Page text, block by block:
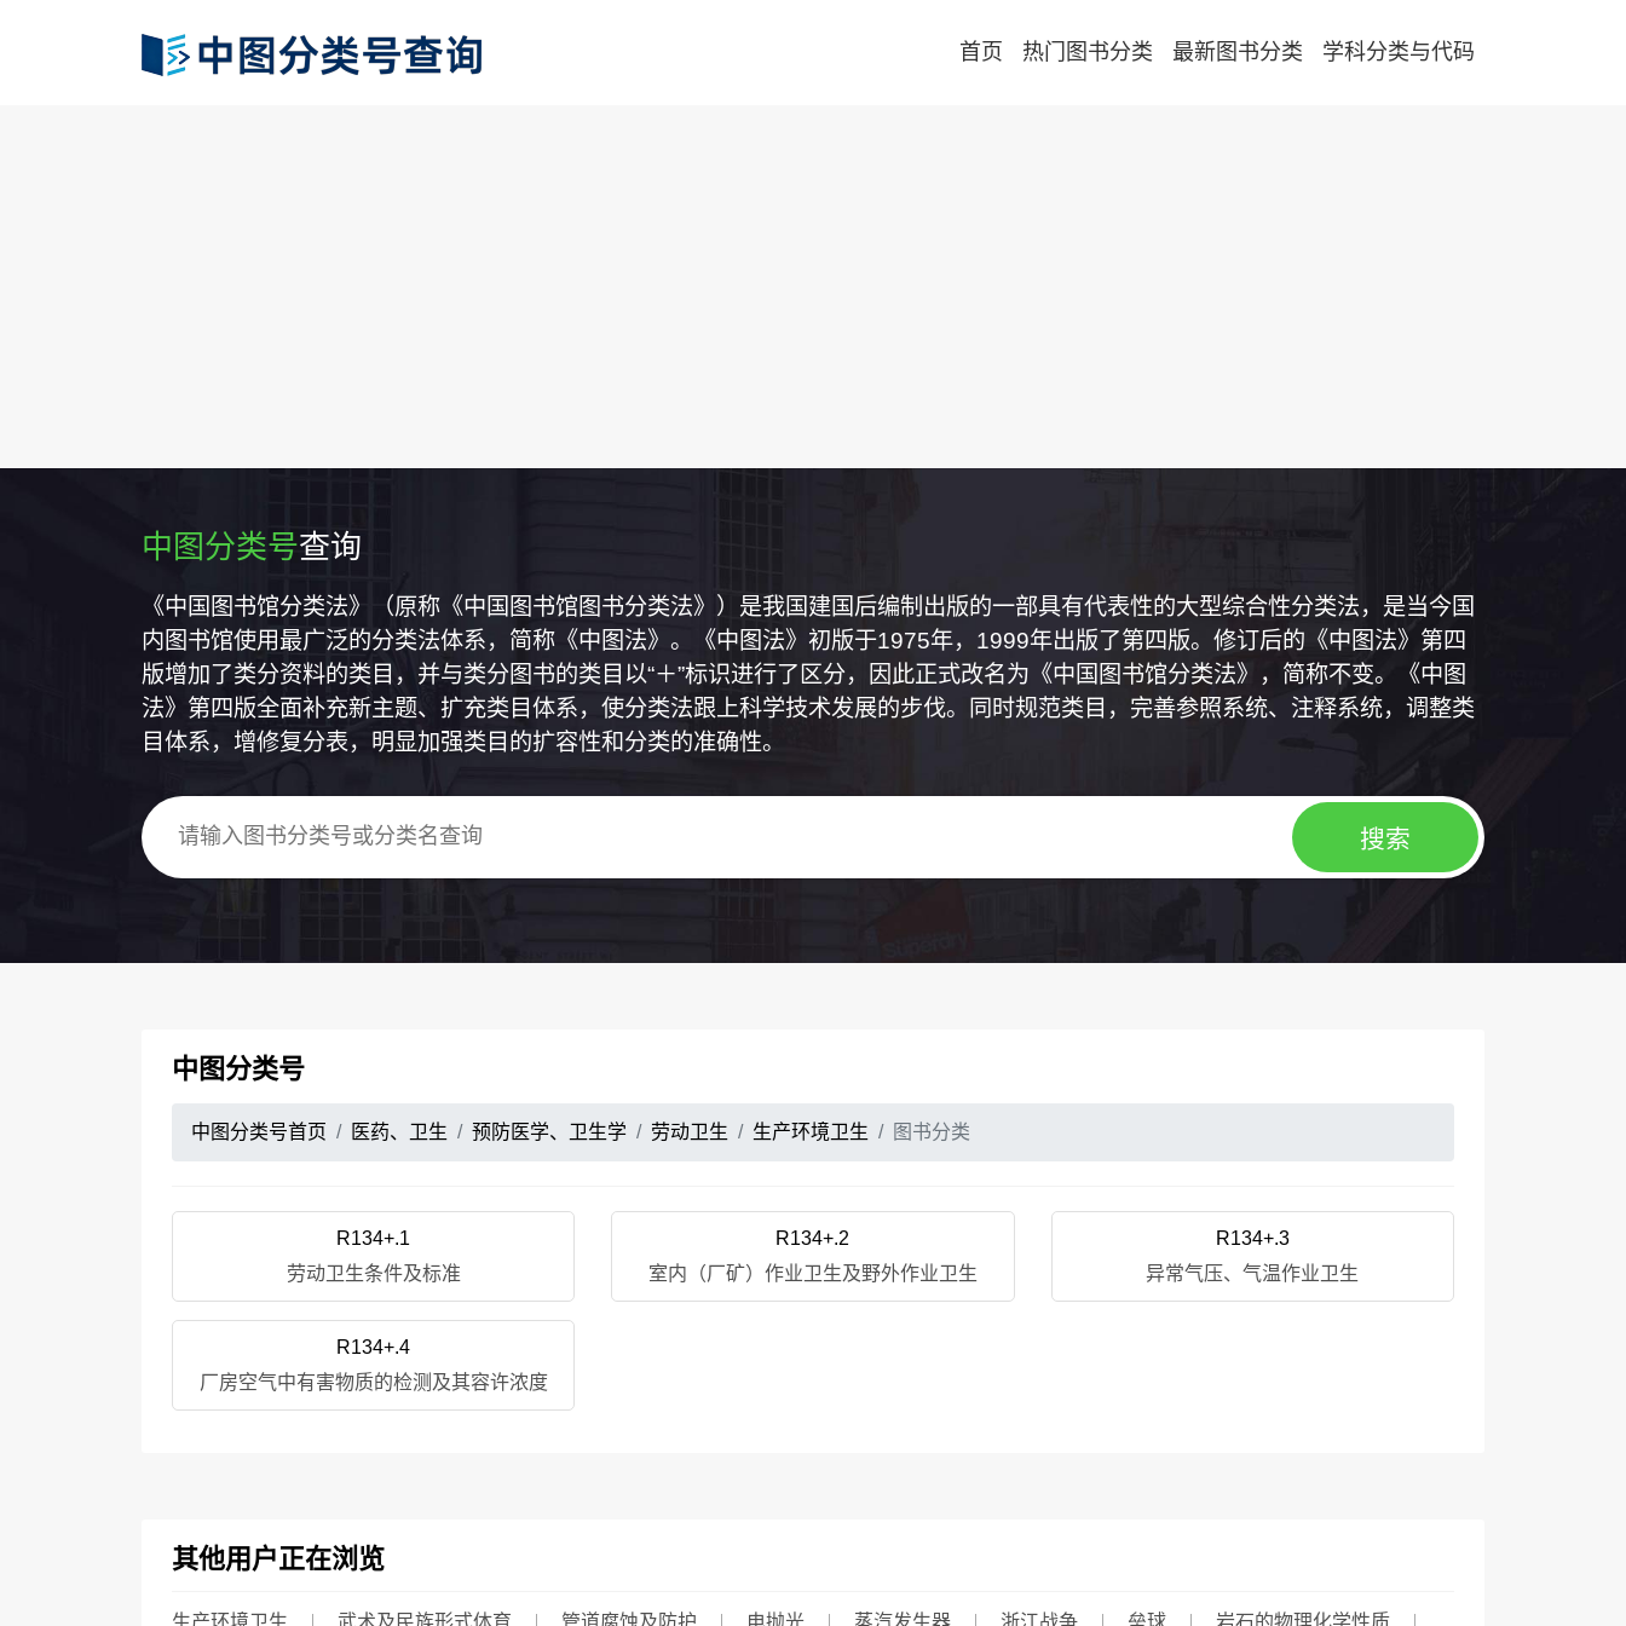
首页 热门图书分类 最新图书分类 学科分类与代码
中图分类号查询
《中国图书馆分类法》（原称《中国图书馆图书分类法》）是我国建国后编制出版的一部具有代表性的大型综合性分类法，是当今国
内图书馆使用最广泛的分类法体系，简称《中图法》。《中图法》初版于1975年，1999年出版了第四版。修订后的《中图法》第四
版增加了类分资料的类目，并与类分图书的类目以“＋”标识进行了区分，因此正式改名为《中国图书馆分类法》，简称不变。《中图
法》第四版全面补充新主题、扩充类目体系，使分类法跟上科学技术发展的步伐。同时规范类目，完善参照系统、注释系统，调整类
目体系，增修复分表，明显加强类目的扩容性和分类的准确性。
中图分类号
中图分类号首页 医药、卫生 预防医学、卫生学 劳动卫生 生产环境卫生 图书分类
R134+.1
劳动卫生条件及标准
R134+.2
室内（厂矿）作业卫生及野外作业卫生
R134+.3
异常气压、气温作业卫生
R134+.4
厂房空气中有害物质的检测及其容许浓度
其他用户正在浏览
生产环境卫生 武术及民族形式体育 管道腐蚀及防护 电抛光 蒸汽发生器 浙江战争 垒球 岩石的物理化学性质